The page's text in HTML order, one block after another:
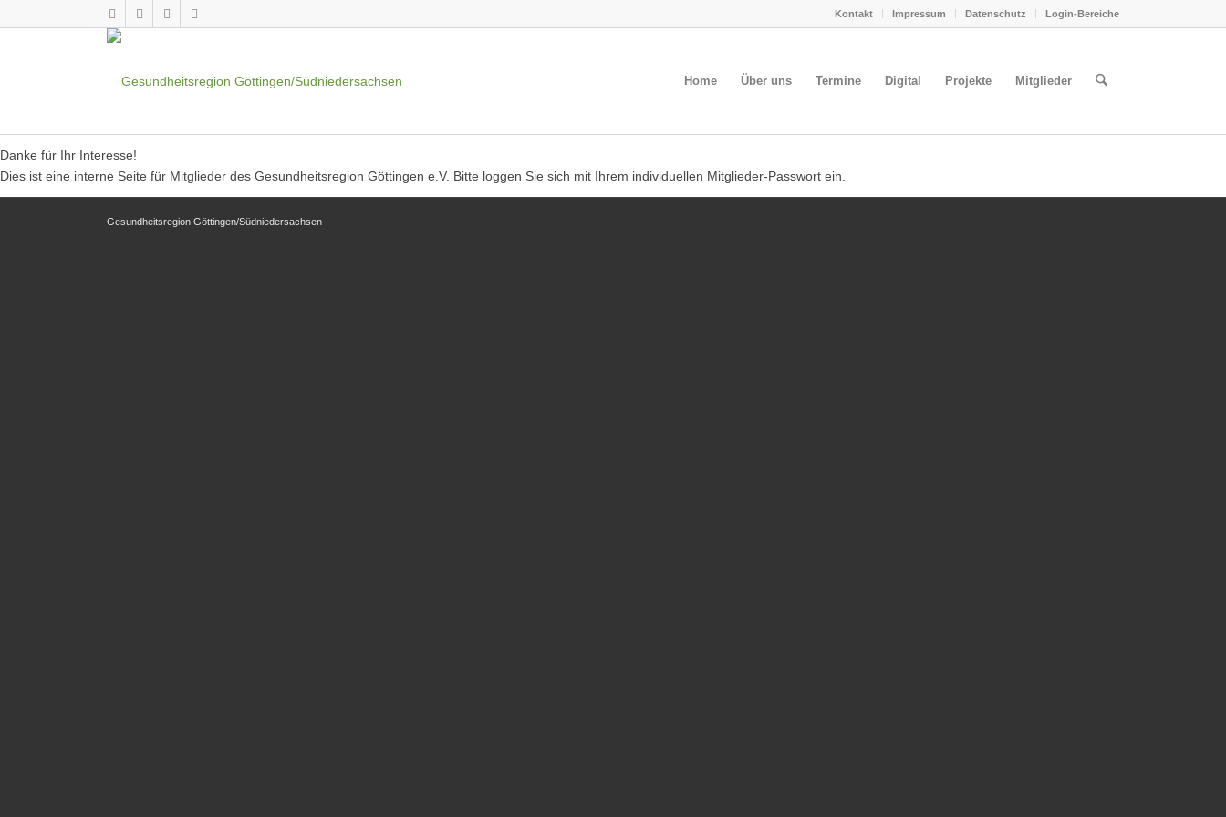
Kontakt Impressum Datenschutz Login-Bereiche
Home Über uns Termine Digital Projekte Mitglieder
Danke für Ihr Interesse!
Dies ist eine interne Seite für Mitglieder des Gesundheitsregion Göttingen e.V. Bitte loggen Sie sich mit Ihrem individuellen Mitglieder-Passwort ein.
Gesundheitsregion Göttingen/Südniedersachsen